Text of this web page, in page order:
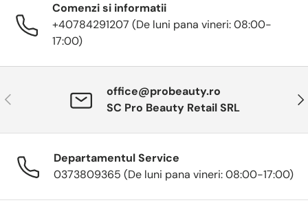
Comenzi si informatii
+40784291207 (De luni pana vineri: 08:00-
17:00)
Anterior
office@probeauty.ro
SC Pro Beauty Retail SRL
Departamentul Service
0373809365 (De luni pana vineri: 08:00-17:00)